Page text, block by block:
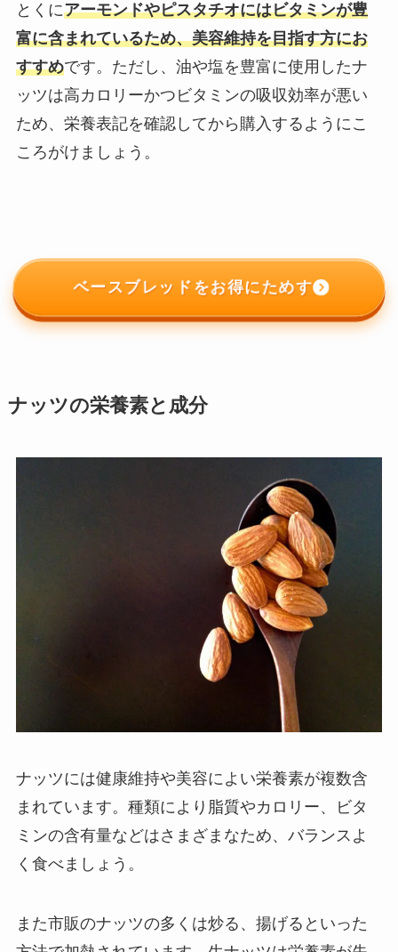
とくにアーモンドやピスタチオにはビタミンが豊
富に含まれているため、美容維持を目指す方にお
すすめです。ただし、油や塩を豊富に使用したナ
ッツは高カロリーかつビタミンの吸収効率が悪い
ため、栄養表記を確認してから購入するようにこ
ころがけましょう。
ベースブレッドをお得にためす
ナッツの栄養素と成分
ナッツには健康維持や美容によい栄養素が複数含
まれています。種類により脂質やカロリー、ビタ
ミンの含有量などはさまざまなため、バランスよ
く食べましょう。
また市販のナッツの多くは炒る、揚げるといった